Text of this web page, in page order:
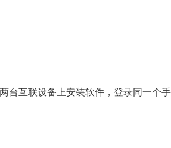
互联设备上安装软件，登录同一个